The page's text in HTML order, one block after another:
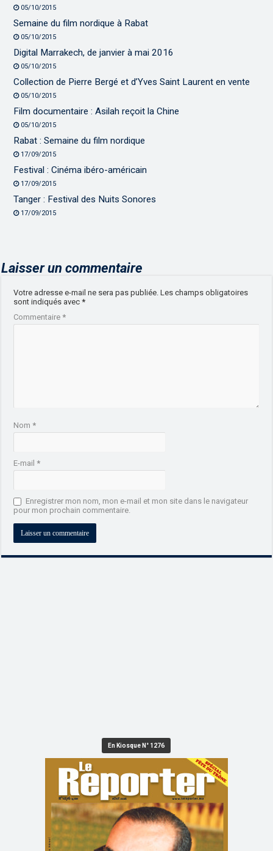
05/10/2015
Semaine du film nordique à Rabat
05/10/2015
Digital Marrakech, de janvier à mai 2016
05/10/2015
Collection de Pierre Bergé et d’Yves Saint Laurent en vente
05/10/2015
Film documentaire : Asilah reçoit la Chine
05/10/2015
Rabat : Semaine du film nordique
17/09/2015
Festival : Cinéma ibéro-américain
17/09/2015
Tanger : Festival des Nuits Sonores
17/09/2015
Laisser un commentaire
Votre adresse e-mail ne sera pas publiée. Les champs obligatoires
sont indiqués avec*
Commentaire*
Nom*
E-mail*
Enregistrer mon nom, mon e-mail et mon site dans le navigateur
pour mon prochain commentaire.
En Kiosque N° 1276